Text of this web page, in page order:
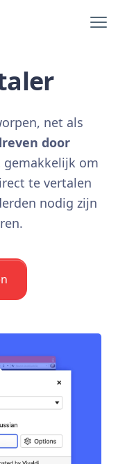
net als
door
om
te vertalen
nodig zijn